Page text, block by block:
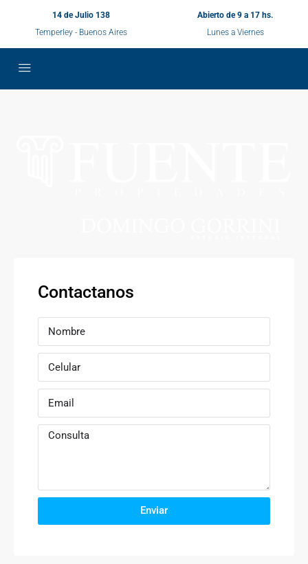
14 de Julio 138
Temperley - Buenos Aires
Abierto de 9 a 17 hs.
Lunes a Viernes
Contactanos
Enviar